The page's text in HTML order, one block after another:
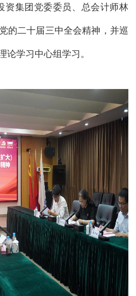
集团党委委员、总会计师林
的二十届三中全会精神，并巡
论学习中心组学习。